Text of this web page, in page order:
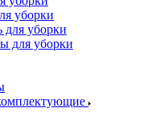
уборки
для уборки
для уборки